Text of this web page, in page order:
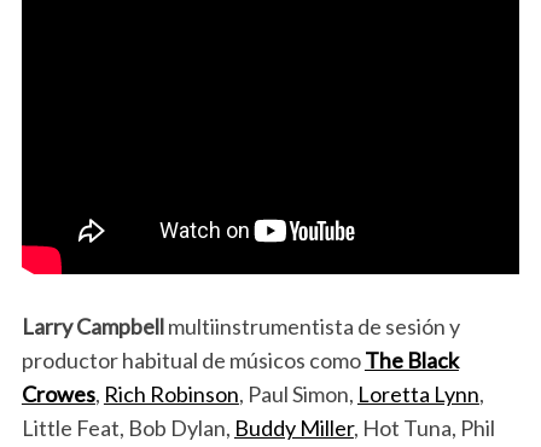
Larry Campbellmultiinstrumentista de sesión y
productor habitual de músicos comoThe Black
Crowes, Rich Robinson, Paul Simon, Loretta Lynn,
Little Feat, Bob Dylan, Buddy Miller, Hot Tuna, Phil